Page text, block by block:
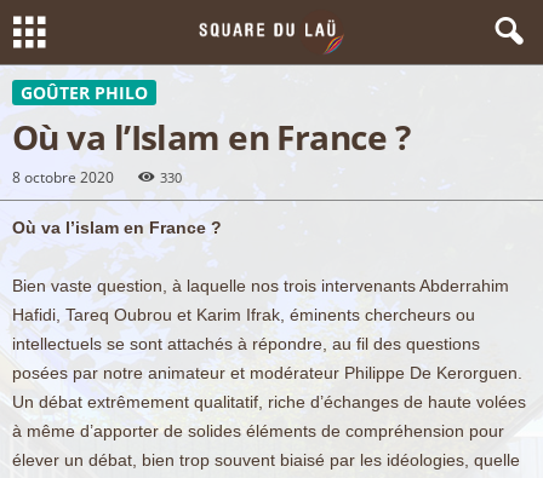
GOÛTER PHILO
Où va l’Islam en France ?
8 octobre 2020 330
Où va l’islam en France ?
Bien vaste question, à laquelle nos trois intervenants Abderrahim
Hafidi, Tareq Oubrou et Karim Ifrak, éminents chercheurs ou
intellectuels se sont attachés à répondre, au fil des questions
posées par notre animateur et modérateur Philippe De Kerorguen.
Un débat extrêmement qualitatif, riche d’échanges de haute volées
à même d’apporter de solides éléments de compréhension pour
élever un débat, bien trop souvent biaisé par les idéologies, quelle